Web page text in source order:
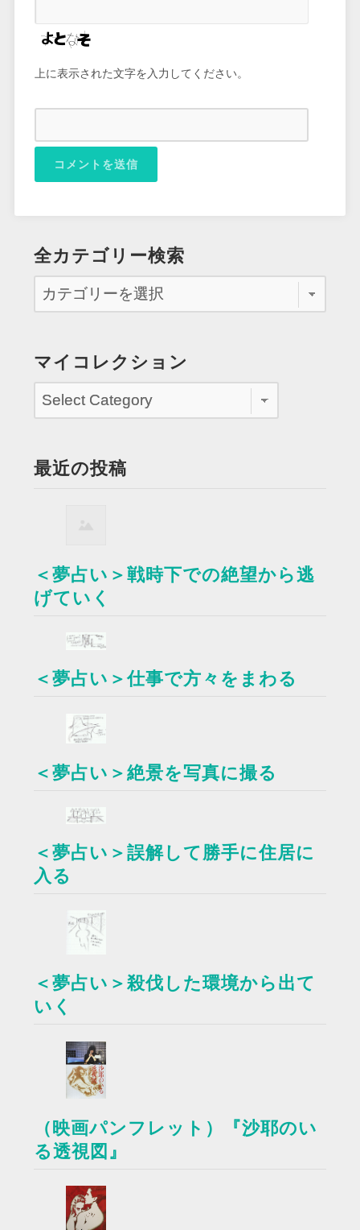
上に表示された文字を入力してください。
全カテゴリー検索
マイコレクション
最近の投稿
＜夢占い＞戦時下での絶望から逃
げていく
＜夢占い＞仕事で方々をまわる
＜夢占い＞絶景を写真に撮る
＜夢占い＞誤解して勝手に住居に
入る
＜夢占い＞殺伐した環境から出て
いく
（映画パンフレット）『沙耶のい
る透視図』